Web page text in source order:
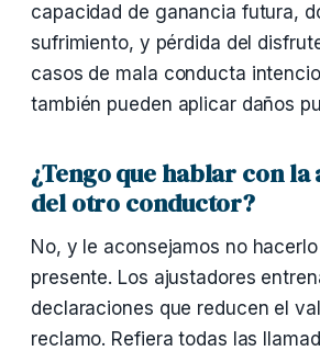
capacidad de ganancia futura,
sufrimiento, y pérdida del
casos de mala conducta
también pueden aplicar daños
¿Tengo que hablar con
del otro conductor?
No, y le aconsejamos no
presente. Los ajustadores
declaraciones que reducen el
reclamo. Refiera todas las